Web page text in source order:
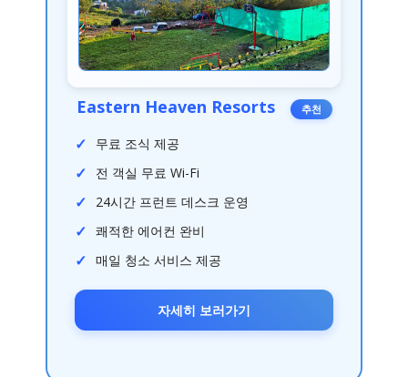
Eastern Heaven Resorts 추천
무료 조식 제공
전 객실 무료 Wi-Fi
24시간 프런트 데스크 운영
쾌적한 에어컨 완비
매일 청소 서비스 제공
자세히 보러가기